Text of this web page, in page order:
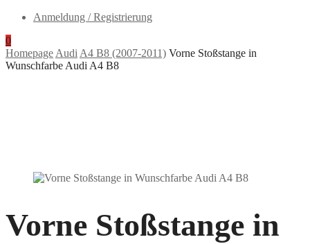
Anmeldung / Registrierung
0
Homepage Audi A4 B8 (2007-2011) Vorne Stoßstange in
Wunschfarbe Audi A4 B8
Vorne Stoßstange in